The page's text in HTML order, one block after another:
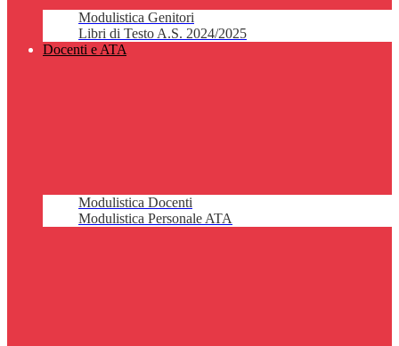
Modulistica Genitori
Libri di Testo A.S. 2024/2025
Docenti e ATA
Modulistica Docenti
Modulistica Personale ATA